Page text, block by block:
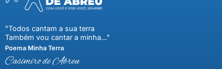
"Todos cantam a sua terra
Também vou cantar a minha..."
Poema Minha Terra
Casimiro de Abreu